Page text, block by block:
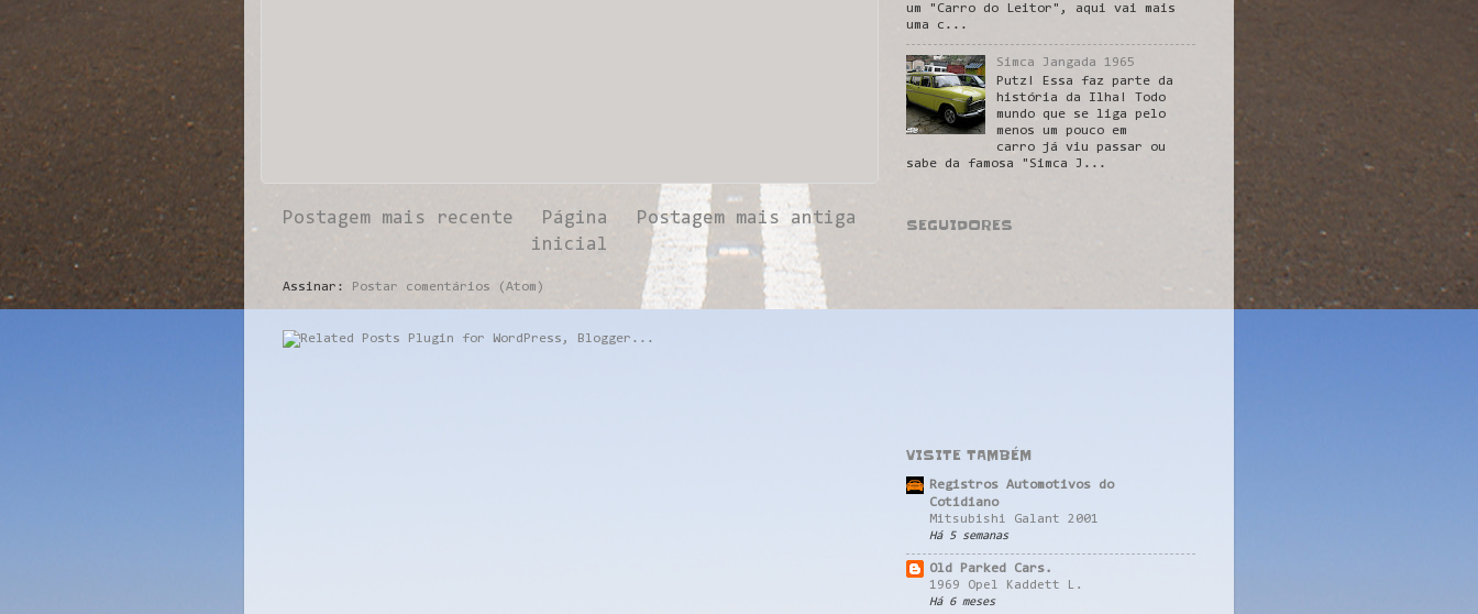
Postagem mais recente Postagem mais antiga
Página
inicial
Assinar: Postar comentários (Atom)
um "Carro do Leitor", aqui vai mais
uma c...
Simca Jangada 1965
Putz! Essa faz parte da
história da Ilha! Todo
mundo que se liga pelo
menos um pouco em
carro já viu passar ou
sabe da famosa "Simca J...
SEGUIDORES
VISITE TAMBÉM
Registros Automotivos do
Cotidiano
Mitsubishi Galant 2001
Há 5 semanas
Old Parked Cars.
1969 Opel Kaddett L.
Há 6 meses